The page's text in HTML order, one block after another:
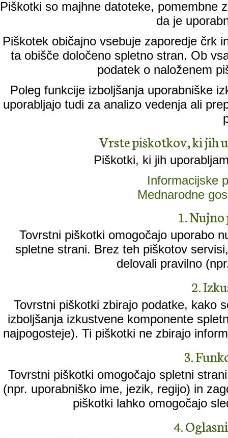
Piškotki so majhne datoteke, pomembne
da je
Piškotek običajno vsebuje zaporedje črk
ta obišče določeno spletno stran. Ob
podatek o naloženem
Poleg funkcije izboljšanja uporabniške
uporabljajo tudi za analizo vedenja ali
Vrste piškotkov, ki jih
Piškotki, ki jih
Informacijske
Mednarodne
1.
Tovrstni piškotki omogočajo uporabo
spletne strani. Brez teh piškotov
delovali pravilno
2.
Tovrstni piškotki zbirajo podatke, kako
izboljšanja izkustvene komponente
najpogosteje). Ti piškotki ne zbirajo
3.
Tovrstni piškotki omogočajo spletni
(npr. uporabniško ime, jezik, regijo) in
piškotki lahko omogočajo
4.